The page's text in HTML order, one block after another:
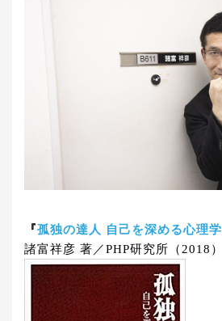
『孤独の達人 自己を深める心理学
諸富祥彦 著／PHP研究所（2018）